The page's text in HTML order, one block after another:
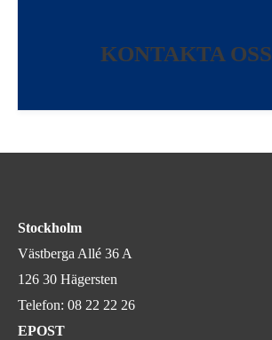
KONTAKTA OSS
Stockholm
Västberga Allé 36 A
126 30 Hägersten
Telefon: 08 22 22 26
EPOST